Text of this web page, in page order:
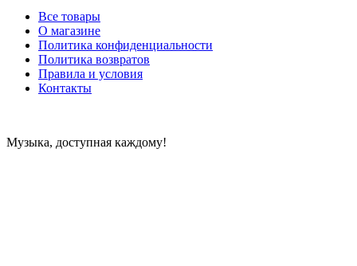
Все товары
О магазине
Политика конфиденциальности
Политика возвратов
Правила и условия
Контакты
Музыка, доступная каждому!